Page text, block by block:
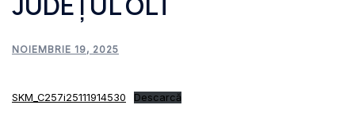
NOIEMBRIE 19, 2025
SKM_C257i25111914530 Descarcă